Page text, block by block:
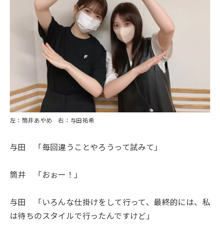
左：筒井あやめ 右：与田祐希
与田 「毎回違うことやろうって試みて」
筒井 「おぉー！」
与田 「いろんな仕掛けをして行って、最終的には、私
は待ちのスタイルで行ったんですけど」